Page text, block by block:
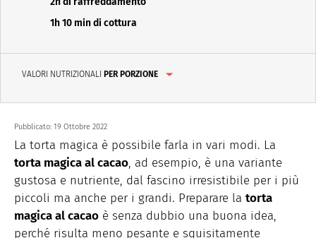
1h 10 min di cottura
VALORI NUTRIZIONALI PER PORZIONE
Pubblicato: 19 Ottobre 2022
La torta magica è possibile farla in vari modi. La
torta magica al cacao, ad esempio, è una variante
gustosa e nutriente, dal fascino irresistibile per i più
piccoli ma anche per i grandi. Preparare la torta
magica al cacao è senza dubbio una buona idea,
perché risulta meno pesante e squisitamente